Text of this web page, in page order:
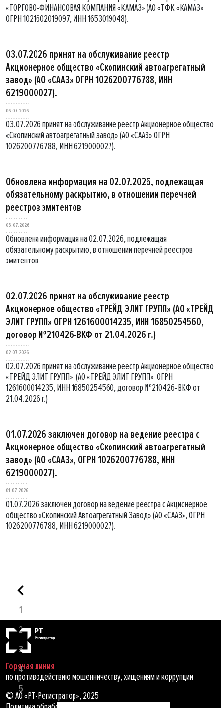
«ТОРГОВО-ФИНАНСОВАЯ КОМПАНИЯ «КАМАЗ» (АО «ТФК «КАМАЗ»
ОГРН 1021602019097, ИНН 1653019048).
03.07.2026 принят на обслуживание реестр
Акционерное общество «Скопинский автоагрегатный
завод» (АО «СААЗ» ОГРН 1026200776788, ИНН
6219000027).
06.07.2026
03.07.2026 принят на обслуживание реестр Акционерное общество
«Скопинский автоагрегатный завод» (АО «СААЗ» ОГРН
1026200776788, ИНН 6219000027).
Обновлена информация на 02.07.2026, подлежащая
обязательному раскрытию, в отношении перечней
реестров эмитентов
03.07.2026
Обновлена информация на 02.07.2026, подлежащая
обязательному раскрытию, в отношении перечней реестров
эмитентов
02.07.2026 принят на обслуживание реестр
Акционерное общество «ТРЕЙД ЭЛИТ ГРУПП» (АО «ТРЕЙД
ЭЛИТ ГРУПП» ОГРН 1261600014235, ИНН 16850254560,
договор №210426-ВКФ от 21.04.2026 г.)
02.07.2026
02.07.2026 принят на обслуживание реестр Акционерное общество
«ТРЕЙД ЭЛИТ ГРУПП» (АО «ТРЕЙД ЭЛИТ ГРУПП» ОГРН
1261600014235, ИНН 16850254560, договор №210426-ВКФ от
21.04.2026 г.)
01.07.2026 заключен договор на ведение реестра с
Акционерное общество «Скопинский автоагрегатный
завод» (АО «СААЗ», ОГРН 1026200776788, ИНН
6219000027).
01.07.2026
01.07.2026 заключен договор на ведение реестра с Акционерное
общество «Скопинский Автоагрегатный Завод» (АО «СААЗ», ОГРН
1026200776788, ИНН 6219000027).
1
2
3
4
5
Горячая линия
по противодействию мошенничеству, хищениям и коррупции
© АО «РТ-Регистратор», 2025